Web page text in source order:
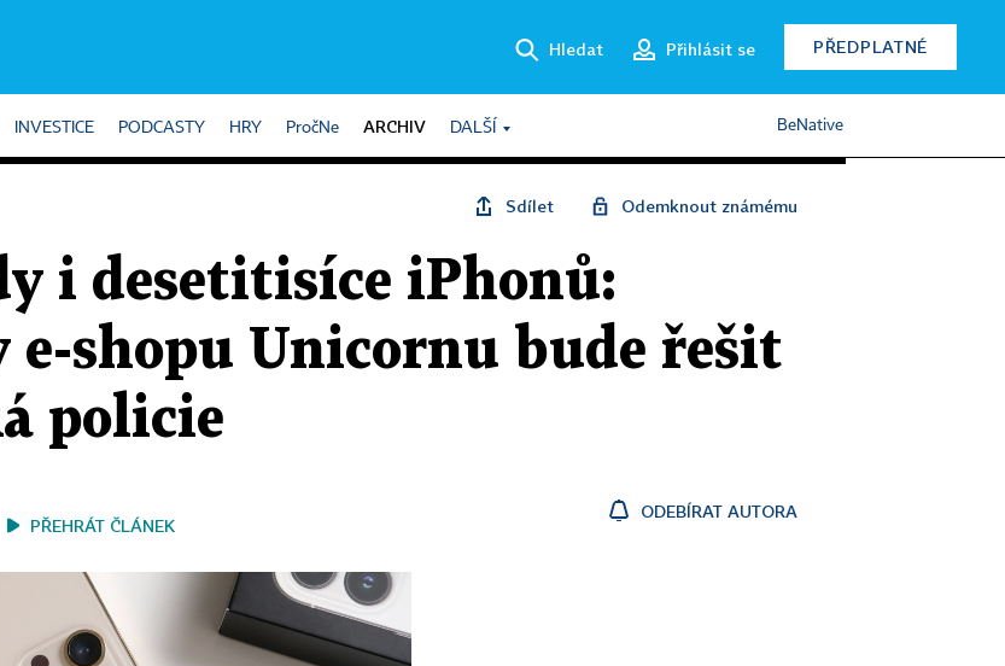
Hledat Přihlásit se PŘEDPLATNÉ
INVESTICE PODCASTY HRY PročNe ARCHIV DALŠÍ BeNative
Sdílet Odemknout známému
i desetitisíce iPhonů:
shopu Unicornu bude řešit
policie
PŘEHRÁT ČLÁNEK
ODEBÍRAT AUTORA